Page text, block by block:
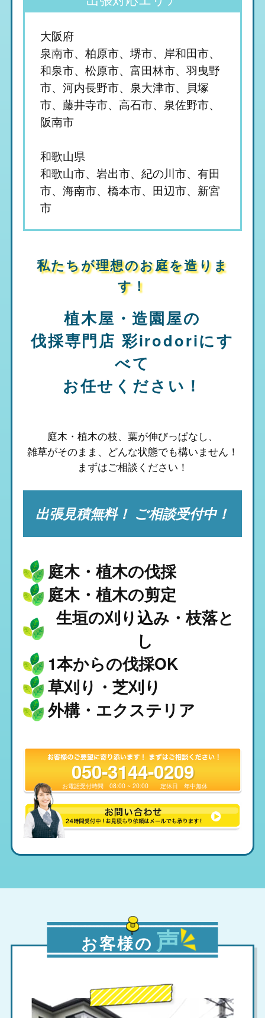
大阪府
泉南市、柏原市、堺市、岸和田市、
和泉市、松原市、富田林市、羽曳野
市、河内長野市、泉大津市、貝塚
市、藤井寺市、高石市、泉佐野市、
阪南市
和歌山県
和歌山市、岩出市、紀の川市、有田
市、海南市、橋本市、田辺市、新宮
市
私たちが理想のお庭を造りま
す！
植木屋・造園屋の
伐採専門店 彩irodoriにす
べて
お任せください！
庭木・植木の枝、葉が伸びっぱなし、
雑草がそのまま、 どんな状態でも構いません！
まずはご相談ください！
出張見積無料！ ご相談受付中！
庭木・植木の伐採
1本からの伐採OK
庭木・植木の剪定
草刈り・芝刈り
生垣の刈り込み・枝落と
し
外構・エクステリア
050-3144-0209
お電話受付時間08:00 ~ 20:00 定休日年中無休
お客様の 声